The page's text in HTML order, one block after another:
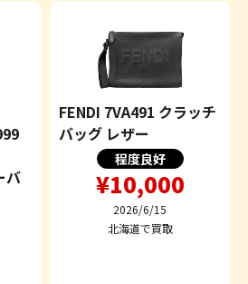
バ
FENDI 7VA491 クラッチ
バッグ レザー
程度良好
¥10,000
2026/6/15
北海道で買取